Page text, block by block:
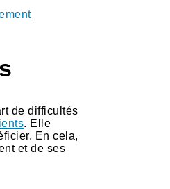
de difficultés
. Elle
En cela,
et de ses